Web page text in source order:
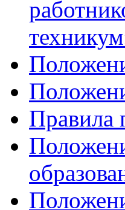
Правила